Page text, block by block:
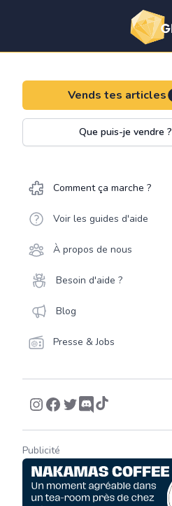
Vends tes articles
Que puis-je vendre ?
Comment ça marche ?
Voir les guides d'aide
À propos de nous
Besoin d'aide ?
Blog
Presse & Jobs
Publicité